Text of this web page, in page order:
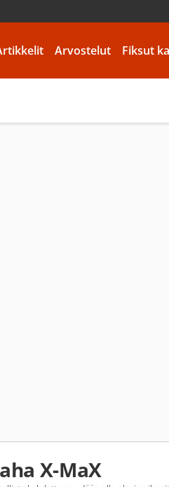
Arvostelut Fiksut
X-MaX